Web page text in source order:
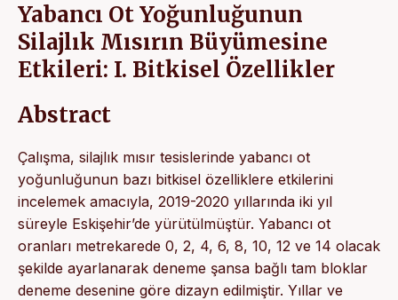
Yabancı Ot Yoğunluğunun
Silajlık Mısırın Büyümesine
Etkileri: I. Bitkisel Özellikler
Abstract
Çalışma, silajlık mısır tesislerinde yabancı ot
yoğunluğunun bazı bitkisel özelliklere etkilerini
incelemek amacıyla, 2019-2020 yıllarında iki yıl
süreyle Eskişehir’de yürütülmüştür. Yabancı ot
oranları metrekarede 0, 2, 4, 6, 8, 10, 12 ve 14 olacak
şekilde ayarlanarak deneme şansa bağlı tam bloklar
deneme desenine göre dizayn edilmiştir. Yıllar ve